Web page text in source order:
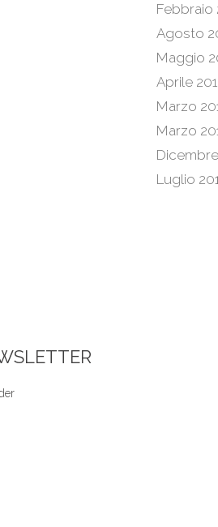
Febbraio
Agosto
Maggio
Aprile
Marzo
Marzo
Luglio